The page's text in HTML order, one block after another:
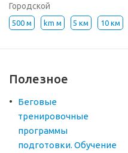
Городской
500 м km м 5 км 10 км
Полезное
Беговые
тренировочные
программы
подготовки. Обучение